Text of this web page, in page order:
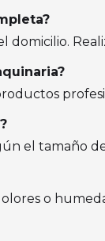
el tamaño
olores o